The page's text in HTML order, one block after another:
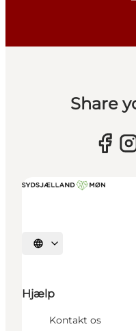
Share
Vælg sprog
Hjælp
Kontakt os